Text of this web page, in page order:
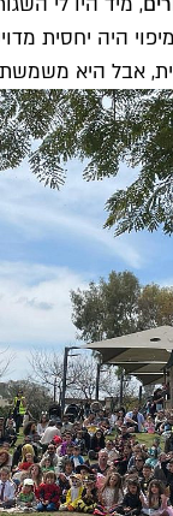
היה יחסית
אבל היא